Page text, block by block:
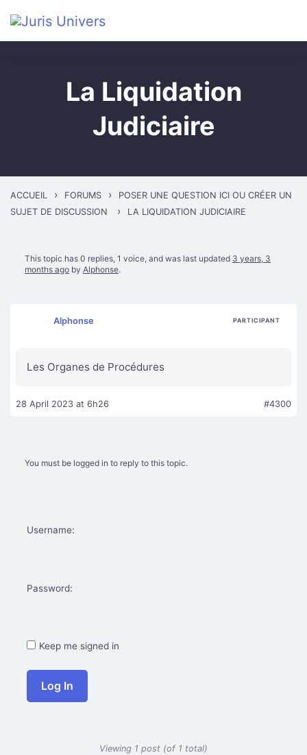
La Liquidation
Judiciaire
ACCUEIL › FORUMS ›
POSER UNE QUESTION ICI OU CRÉER UN
SUJET DE DISCUSSION
› LA LIQUIDATION JUDICIAIRE
This topic has 0 replies, 1 voice, and was last updated 3 years, 3
months ago by Alphonse.
Viewing 1 post (of 1 total)
Alphonse PARTICIPANT
Les Organes de Procédures
28 April 2023 at 6h26 #4300
You must be logged in to reply to this topic.
Username:
Password:
Keep me signed in
Log In